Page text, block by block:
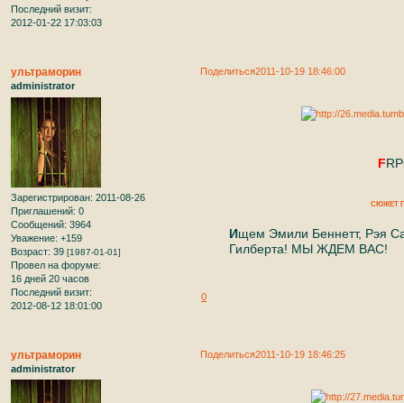
Последний визит:
2012-01-22 17:03:03
Поделиться2011-10-19 18:46:00
ультраморин
administrator
Зарегистрирован: 2011-08-26
Приглашений: 0
Сообщений: 3964
Уважение: +159
Возраст: 39 [1987-01-01]
Провел на форуме:
16 дней 20 часов
Последний визит:
2012-08-12 18:01:00
F
СЮЖЕТ
Ищем Эмили Беннетт, Рэя
Гилберта! МЫ ЖДЕМ ВАС!
0
Поделиться2011-10-19 18:46:25
ультраморин
administrator